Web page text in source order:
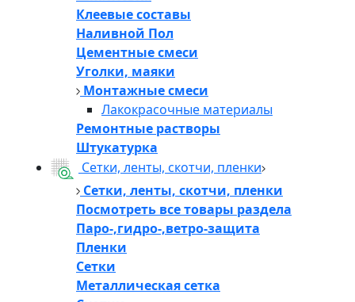
Клеевые составы
Наливной Пол
Цементные смеси
Уголки, маяки
Монтажные смеси
Лакокрасочные материалы
Ремонтные растворы
Штукатурка
Сетки, ленты, скотчи, пленки
Сетки, ленты, скотчи, пленки
Посмотреть все товары раздела
Паро-,гидро-,ветро-защита
Пленки
Сетки
Металлическая сетка